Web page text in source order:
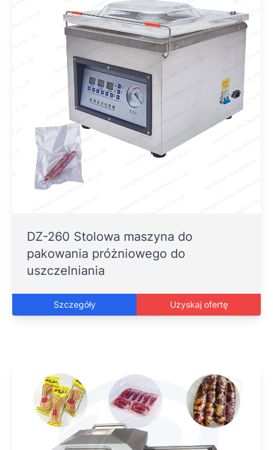
DZ-260 Stolowa maszyna do
pakowania próżniowego do
uszczelniania
Szczegóły Uzyskaj ofertę